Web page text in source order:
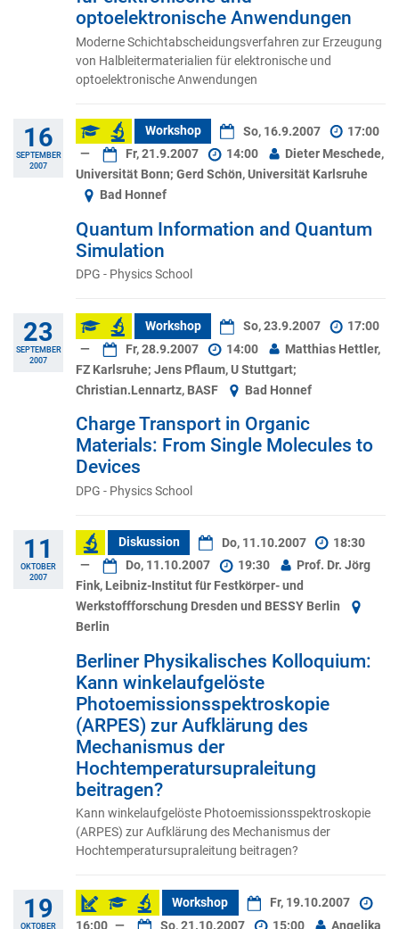
optoelektronische Anwendungen
Moderne Schichtabscheidungsverfahren zur Erzeugung
von Halbleitermaterialien für elektronische und
optoelektronische Anwendungen
16
SEPTEMBER
2007
Workshop So, 16.9.2007
17:00
—
Fr, 21.9.2007 14:00
Dieter Meschede,
Universität Bonn; Gerd Schön, Universität Karlsruhe
Bad Honnef
Quantum Information and Quantum
Simulation
DPG - Physics School
23
SEPTEMBER
2007
Workshop So, 23.9.2007
17:00
—
Fr, 28.9.2007 14:00
Matthias Hettler,
FZ Karlsruhe; Jens Pflaum, U Stuttgart;
Christian.Lennartz, BASF
Bad Honnef
Charge Transport in Organic
Materials: From Single Molecules to
Devices
DPG - Physics School
11
OKTOBER
2007
Diskussion Do, 11.10.2007
18:30
—
Do, 11.10.2007 19:30
Prof. Dr. Jörg
Fink, Leibniz-Institut für Festkörper- und
Werkstoffforschung Dresden und BESSY Berlin
Berlin
Berliner Physikalisches Kolloquium:
Kann winkelaufgelöste
Photoemissionsspektroskopie
(ARPES) zur Aufklärung des
Mechanismus der
Hochtemperatursupraleitung
beitragen?
Kann winkelaufgelöste Photoemissionsspektroskopie
(ARPES) zur Aufklärung des Mechanismus der
Hochtemperatursupraleitung beitragen?
19
OKTOBER
Workshop
Fr, 19.10.2007
16:00 — So, 21.10.2007 15:00
Angelika